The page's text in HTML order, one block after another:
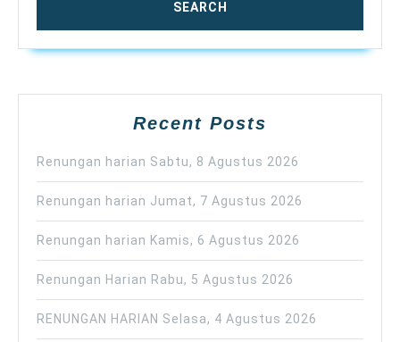
Recent Posts
Renungan harian Sabtu, 8 Agustus 2026
Renungan harian Jumat, 7 Agustus 2026
Renungan harian Kamis, 6 Agustus 2026
Renungan Harian Rabu, 5 Agustus 2026
RENUNGAN HARIAN Selasa, 4 Agustus 2026